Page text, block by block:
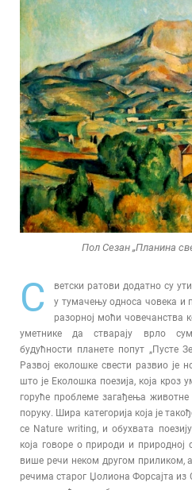
Пол Сезан „Планина
С
ветски ратови додатно су
у тумачењу односа човека и
разорној моћи човечанства
уметнике да стварају врло
будућности планете попут „Пусте
Развој еколошке свести развио је
што је Еколошка поезија, која кроз
горуће проблеме загађења
поруку. Шира категорија која је
се Nature writing, и обухвата
која говоре о природи и
више речи неком другом приликом,
речима старог Џолиона Форсајта из